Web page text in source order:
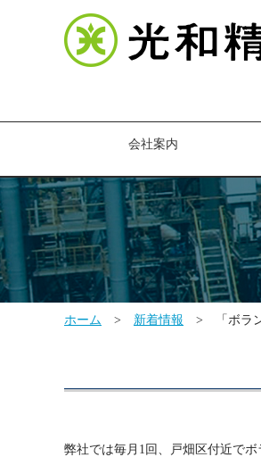
会社案内
ホーム > 新着情報 > 「ボラ
弊社では毎月1回、戸畑区付近でボ